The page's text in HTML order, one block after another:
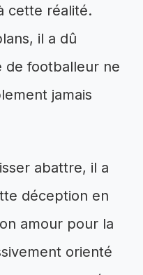
cette réalité.
il a dû
de footballeur ne
jamais
abattre, il a
déception en
amour pour la
orienté